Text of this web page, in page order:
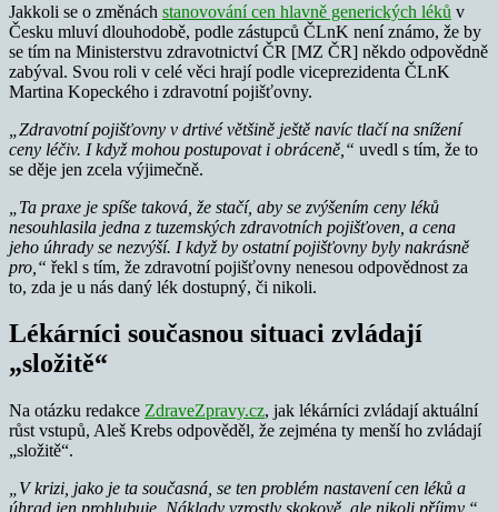
Jakkoli se o změnách stanovování cen hlavně generických léků v
Česku mluví dlouhodobě, podle zástupců ČLnK není známo, že by
se tím na Ministerstvu zdravotnictví ČR [MZ ČR] někdo odpovědně
zabýval. Svou roli v celé věci hrají podle viceprezidenta ČLnK
Martina Kopeckého i zdravotní pojišťovny.
„Zdravotní pojišťovny v drtivé většině ještě navíc tlačí na snížení
ceny léčiv. I když mohou postupovat i obráceně,“ uvedl s tím, že to
se děje jen zcela výjimečně.
„Ta praxe je spíše taková, že stačí, aby se zvýšením ceny léků
nesouhlasila jedna z tuzemských zdravotních pojišťoven, a cena
jeho úhrady se nezvýší. I když by ostatní pojišťovny byly nakrásně
pro,“ řekl s tím, že zdravotní pojišťovny nenesou odpovědnost za
to, zda je u nás daný lék dostupný, či nikoli.
Lékárníci současnou situaci zvládají
„složitě“
Na otázku redakce ZdraveZpravy.cz, jak lékárníci zvládají aktuální
růst vstupů, Aleš Krebs odpověděl, že zejména ty menší ho zvládají
„složitě“.
„V krizi, jako je ta současná, se ten problém nastavení cen léků a